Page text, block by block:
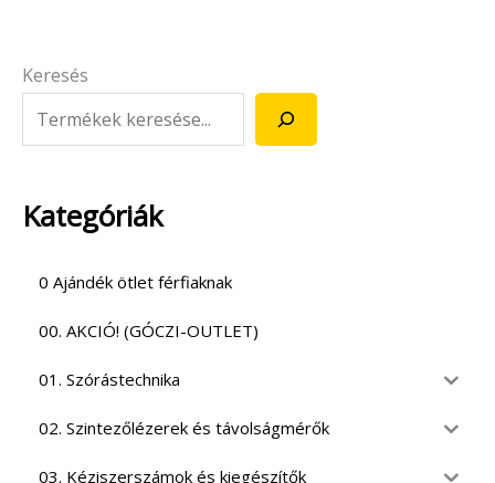
Keresés
Kategóriák
0 Ajándék ötlet férfiaknak
00. AKCIÓ! (GÓCZI-OUTLET)
01. Szórástechnika
02. Szintezőlézerek és távolságmérők
03. Kéziszerszámok és kiegészítők